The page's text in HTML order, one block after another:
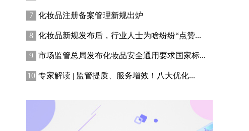
化妆品注册备案管理新规出炉
化妆品新规发布后，行业人士为啥纷纷“点赞...
市场监管总局发布化妆品安全通用要求国家标...
专家解读 | 监管提质、服务增效！八大优化...